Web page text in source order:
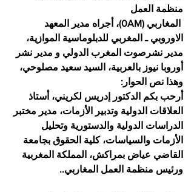
منظمة العمل
المغاربي (0AM)، أجراه مدير المعهد
الاوروبي ـ المغربي للدبلوماسية الموازية،
مدير نشرصوت المغرب الدولي و مدير نشر
أوروبا نيوز بالعربية، السيد سعيد مصلوحي،
وهذا نص الحوار:
أرحب بكم الدكتور إدريس لكريني، أستاذ
العلاقات الدولية وتدبير الأزمات، مدير مختبر
الدراسات الدولية والدستورية وتحليل
الأزمات والسياسات، كلية الحقوق بجامعة
القاضي عياض بمراكش، المملكة المغربية
ورئيس منظمة العمل المغاربي..